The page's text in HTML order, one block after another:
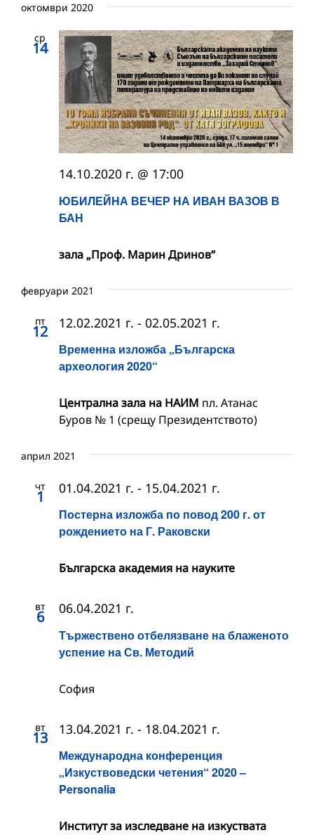
октомври 2020
ср
14
ЮБИЛЕЙНА ВЕЧЕР НА ИВАН ВАЗОВ В
БАН
14.10.2020 г. @ 17:00
зала „Проф. Марин Дринов“
февруари 2021
пт
12
Временна изложба „Българска
археология 2020“
12.02.2021 г. - 02.05.2021 г.
Централна зала на НАИМ пл. Атанас
Буров № 1 (срещу Президентството)
април 2021
чт
1
Постерна изложба по повод 200 г. от
рождението на Г. Раковски
01.04.2021 г. - 15.04.2021 г.
Българска академия на науките
вт
6
Тържествено отбелязване на блаженото
успение на Св. Методий
06.04.2021 г.
София
вт
13
Международна конференция
„Изкуствоведски четения“ 2020 –
Personalia
13.04.2021 г. - 18.04.2021 г.
Институт за изследване на изкуствата